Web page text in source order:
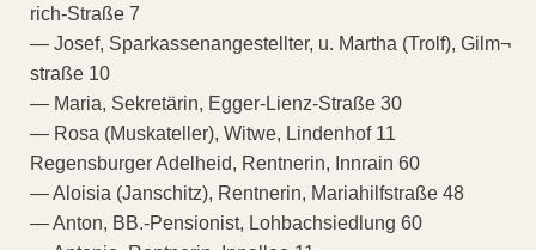
rich-Straße 7
— Josef, Sparkassenangestellter, u. Martha (Trolf), Gilm¬
straße 10
— Maria, Sekretärin, Egger-Lienz-Straße 30
— Rosa (Muskateller), Witwe, Lindenhof 11
Regensburger Adelheid, Rentnerin, Innrain 60
— Aloisia (Janschitz), Rentnerin, Mariahilfstraße 48
— Anton, BB.-Pensionist, Lohbachsiedlung 60